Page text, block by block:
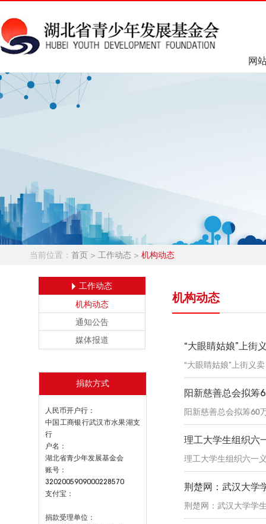
网
当前位置： 首页 > 工作动态 > 机构动态
工作动态
机构动态
通知公告
媒体报道
捐款方式
人民币开户行：
中国工商银行武汉市水果湖支
行
户名：
湖北省青少年发展基金会
账号：
3202005909000228570
支付宝：
捐款受理单位：
机构动态
“大眼睛姑娘”上街
“大眼睛姑娘”上街义
阳新慈善总会拟筹
阳新慈善总会拟筹60
理工大学生组织六
理工大学生组织六一
荆楚网：武汉大学
荆楚网：武汉大学学